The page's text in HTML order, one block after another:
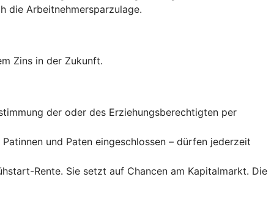
die Arbeitnehmer­spar­zulage.
Zins in der Zukunft.
der oder des Erziehungsberechtigten per
und Paten eingeschlossen – dürfen jederzeit
Rente. Sie setzt auf Chancen am Kapitalmarkt. Die